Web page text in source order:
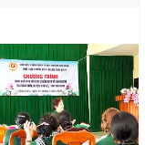
chip α11 AI Processor
(deep learning) để